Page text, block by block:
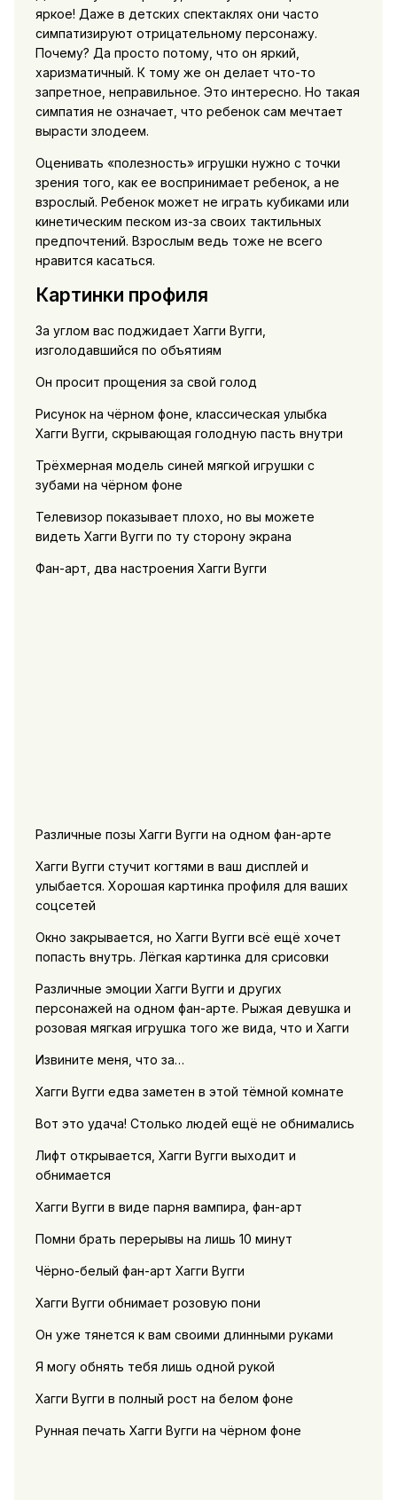
яркое! Даже в детских спектаклях они часто
симпатизируют отрицательному персонажу.
Почему? Да просто потому, что он яркий,
харизматичный. К тому же он делает что-то
запретное, неправильное. Это интересно. Но такая
симпатия не означает, что ребенок сам мечтает
вырасти злодеем.
Оценивать «полезность» игрушки нужно с точки
зрения того, как ее воспринимает ребенок, а не
взрослый. Ребенок может не играть кубиками или
кинетическим песком из-за своих тактильных
предпочтений. Взрослым ведь тоже не всего
нравится касаться.
Картинки профиля
За углом вас поджидает Хагги Вугги,
изголодавшийся по объятиям
Он просит прощения за свой голод
Рисунок на чёрном фоне, классическая улыбка
Хагги Вугги, скрывающая голодную пасть внутри
Трёхмерная модель синей мягкой игрушки с
зубами на чёрном фоне
Телевизор показывает плохо, но вы можете
видеть Хагги Вугги по ту сторону экрана
Фан-арт, два настроения Хагги Вугги
Различные позы Хагги Вугги на одном фан-арте
Хагги Вугги стучит когтями в ваш дисплей и
улыбается. Хорошая картинка профиля для ваших
соцсетей
Окно закрывается, но Хагги Вугги всё ещё хочет
попасть внутрь. Лёгкая картинка для срисовки
Различные эмоции Хагги Вугги и других
персонажей на одном фан-арте. Рыжая девушка и
розовая мягкая игрушка того же вида, что и Хагги
Извините меня, что за…
Хагги Вугги едва заметен в этой тёмной комнате
Вот это удача! Столько людей ещё не обнимались
Лифт открывается, Хагги Вугги выходит и
обнимается
Хагги Вугги в виде парня вампира, фан-арт
Помни брать перерывы на лишь 10 минут
Чёрно-белый фан-арт Хагги Вугги
Хагги Вугги обнимает розовую пони
Он уже тянется к вам своими длинными руками
Я могу обнять тебя лишь одной рукой
Хагги Вугги в полный рост на белом фоне
Рунная печать Хагги Вугги на чёрном фоне